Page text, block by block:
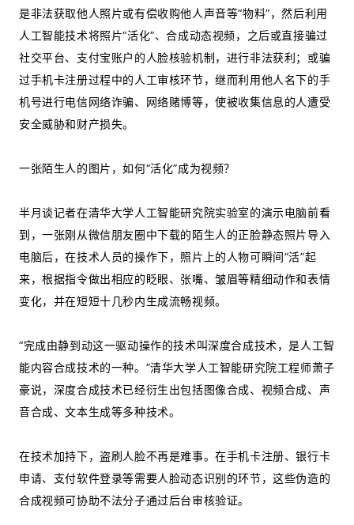
是非法获取他人照片或有偿收购他人声音等“物料”，然后利用
人工智能技术将照片“活化”、合成动态视频，之后或直接骗过
社交平台、支付宝账户的人脸核验机制，进行非法获利；或骗
过手机卡注册过程中的人工审核环节，继而利用他人名下的手
机号进行电信网络诈骗、网络赌博等，使被收集信息的人遭受
安全威胁和财产损失。
一张陌生人的图片，如何“活化”成为视频？
半月谈记者在清华大学人工智能研究院实验室的演示电脑前看
到，一张刚从微信朋友圈中下载的陌生人的正脸静态照片导入
电脑后，在技术人员的操作下，照片上的人物可瞬间“活”起
来，根据指令做出相应的眨眼、张嘴、皱眉等精细动作和表情
变化，并在短短十几秒内生成流畅视频。
“完成由静到动这一驱动操作的技术叫深度合成技术，是人工智
能内容合成技术的一种。”清华大学人工智能研究院工程师萧子
豪说，深度合成技术已经衍生出包括图像合成、视频合成、声
音合成、文本生成等多种技术。
在技术加持下，盗刷人脸不再是难事。在手机卡注册、银行卡
申请、支付软件登录等需要人脸动态识别的环节，这些伪造的
合成视频可协助不法分子通过后台审核验证。